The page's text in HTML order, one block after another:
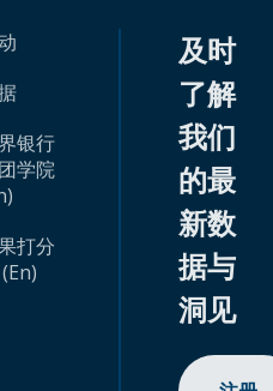
银行
学院
打分
及时
了解
我们
的最
新数
据与
洞见